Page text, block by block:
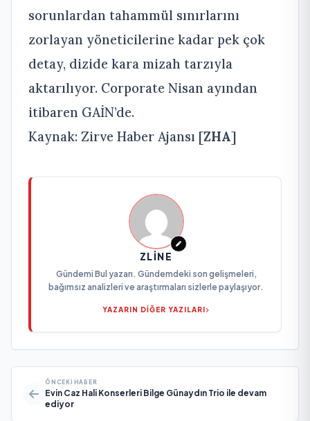
sorunlardan tahammül sınırlarını
zorlayan yöneticilerine kadar pek çok
detay, dizide kara mizah tarzıyla
aktarılıyor. Corporate Nisan ayından
itibaren GAİN’de.
Kaynak: Zirve Haber Ajansı [ZHA]
ZLINE
Gündemi Bul yazarı. Gündemdeki son gelişmeleri,
bağımsız analizleri ve araştırmaları sizlerle paylaşıyor.
YAZARIN DİĞER YAZILARI
ÖNCEKI HABER
Evin Caz Hali Konserleri Bilge Günaydın Trio ile devam
ediyor